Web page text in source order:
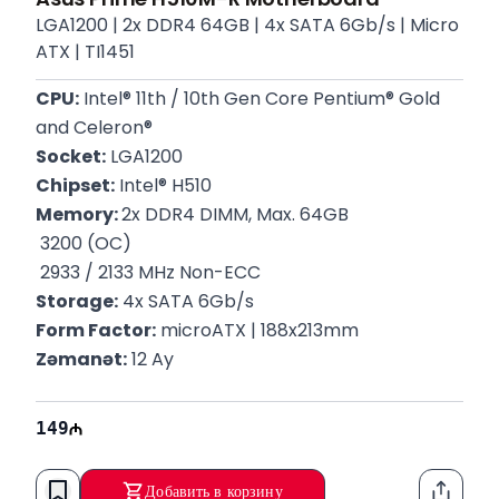
LGA1200 | 2x DDR4 64GB | 4x SATA 6Gb/s | Micro
ATX | TI1451
CPU: Intel® 11th / 10th Gen Core Pentium® Gold
and Celeron®
Socket: LGA1200
Chipset: Intel® H510
Memory: 2x DDR4 DIMM, Max. 64GB
3200 (OC)
2933 / 2133 MHz Non-ECC
Storage: 4x SATA 6Gb/s
Form Factor: microATX | 188x213mm
Zəmanət: 12 Ay
149
Добавить в корзину